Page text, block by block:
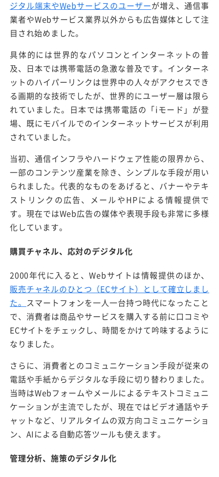
ジタル端末やWebサービスのユーザーが増え、通信事
業者やWebサービス業界以外からも広告媒体として注
目され始めました。
具体的には世界的なパソコンとインターネットの普
及、日本では携帯電話の急激な普及です。インターネ
ットのハイパーリンクは世界中の人々がアクセスでき
る画期的な技術でしたが、世界的にユーザー層は限ら
れていました。日本では携帯電話の「iモード」が登
場、既にモバイルでのインターネットサービスが利用
されていました。
当初、通信インフラやハードウェア性能の限界から、
一部のコンテンツ産業を除き、シンプルな手段が用い
られました。代表的なものをあげると、バナーやテキ
ストリンクの広告、メールやHPによる情報提供で
す。現在ではWeb広告の媒体や表現手段も非常に多様
化しています。
購買チャネル、応対のデジタル化
2000年代に入ると、Webサイトは情報提供のほか、
販売チャネルのひとつ（ECサイト）として確立しまし
た。 スマートフォンを一人一台持つ時代になったこと
で、消費者は商品やサービスを購入する前に口コミや
ECサイトをチェックし、時間をかけて吟味するように
なりました。
さらに、消費者とのコミュニケーション手段が従来の
電話や手紙からデジタルな手段に切り替わりました。
当時はWebフォームやメールによるテキストコミュニ
ケーションが主流でしたが、現在ではビデオ通話やチ
ャットなど、リアルタイムの双方向コミュニケーショ
ン、AIによる自動応答ツールも使えます。
管理分析、施策のデジタル化